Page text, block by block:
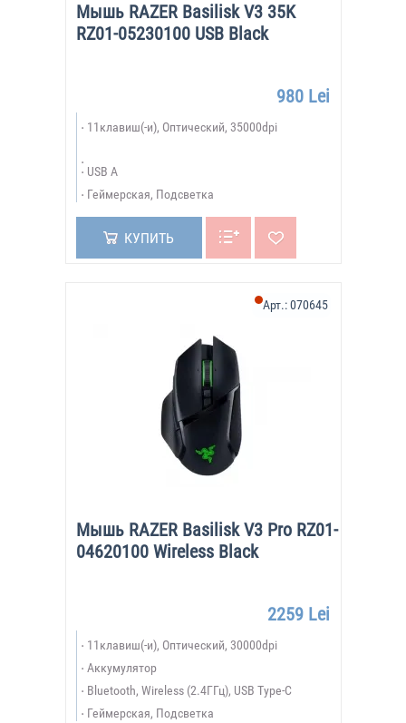
Мышь RAZER Basilisk V3 35K
RZ01-05230100 USB Black
980 Lei
11клавиш(-и), Оптический, 35000dpi
USB A
Геймерская, Подсветка
КУПИТЬ
Мышь RAZER Basilisk V3 Pro RZ01-
04620100 Wireless Black
Арт.:070645
2259 Lei
11клавиш(-и), Оптический, 30000dpi
Аккумулятор
Bluetooth, Wireless (2.4ГГц), USB Type-C
Геймерская, Подсветка